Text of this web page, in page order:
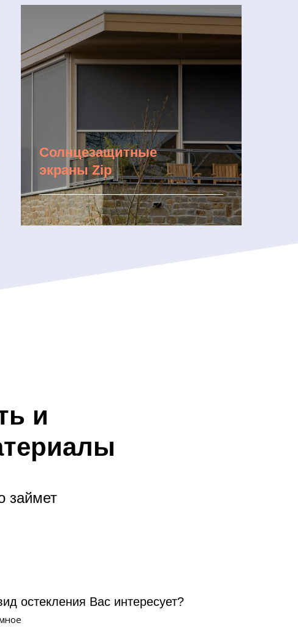
Солнцезащитные
экраны Zip
Подробнее
и
займет
остекления Вас интересует?